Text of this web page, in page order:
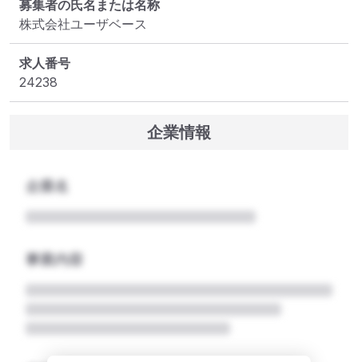
募集者の氏名または名称
株式会社ユーザベース
求人番号
24238
企業情報
企業名
事業内容